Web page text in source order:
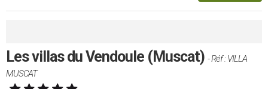
Les villas du Vendoule (Muscat) - Réf : VILLA
MUSCAT